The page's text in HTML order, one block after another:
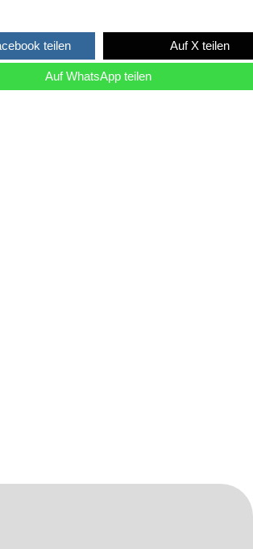
teilen Auf X teilen
Auf WhatsApp teilen